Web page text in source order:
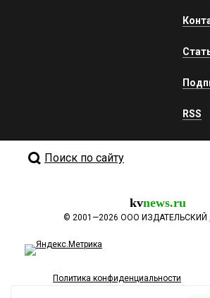
RSS
Поиск по сайту
kvnews.ru
© 2001—2026 ООО ИЗДАТЕЛЬСКИЙ
Политика конфиденциальности